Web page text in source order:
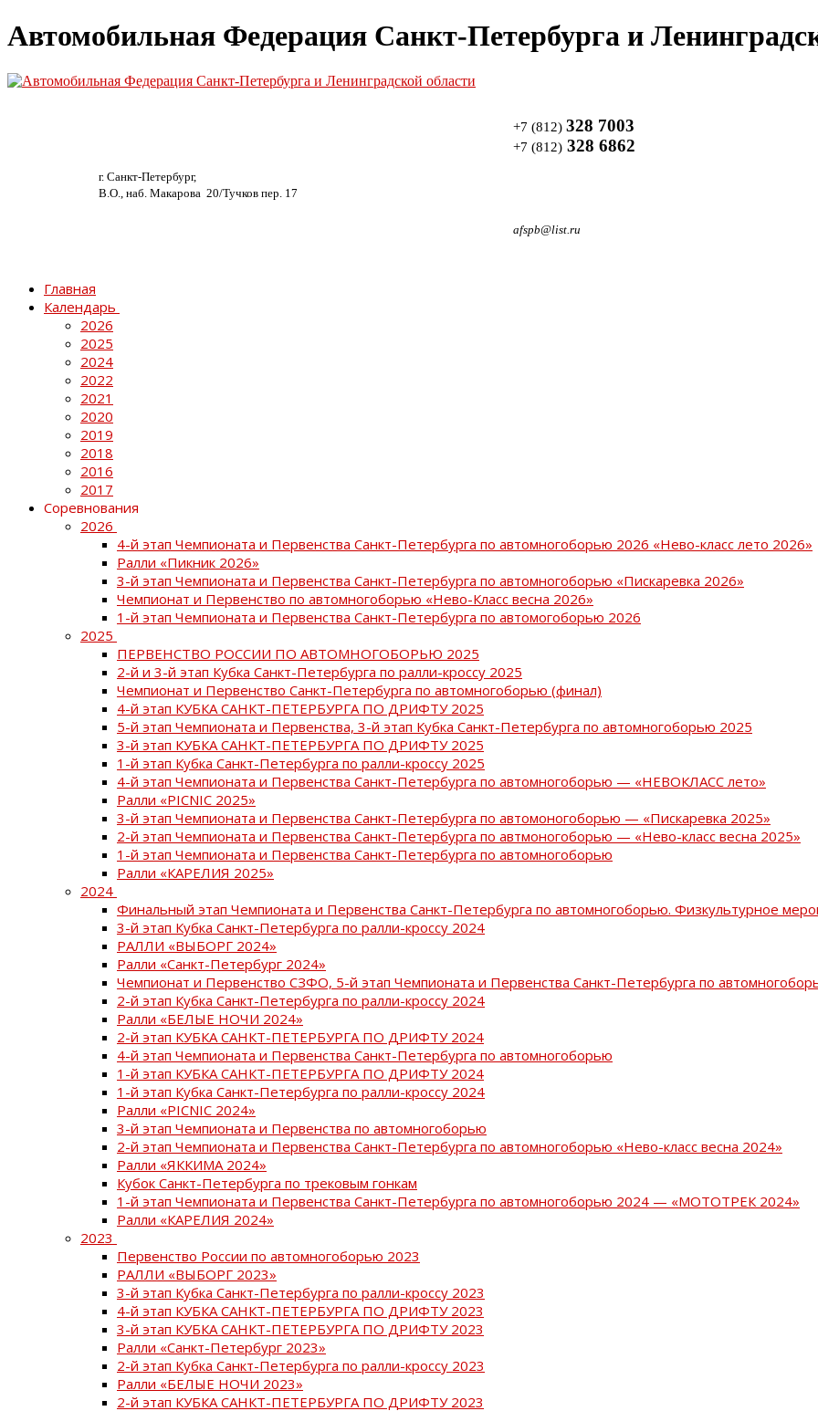
Автомобильная Федерация Санкт-Петербурга и
г. Санкт-Петербург,
В.О., наб. Макарова 20/Тучков пер. 17
+7 (812) 328 7003
+7 (812) 328 6862
afspb@list.ru
Главная
Календарь
2026
2025
2024
2022
2021
2020
2019
2018
2016
2017
Соревнования
2026
4-й этап Чемпионата и Первенства Санкт-Петербурга по автомногоборью 2026 «Нево-класс лето 2026»
Ралли «Пикник 2026»
3-й этап Чемпионата и Первенства Санкт-Петербурга по автомногоборью «Пискаревка 2026»
Чемпионат и Первенство по автомногоборью «Нево-Класс весна 2026»
1-й этап Чемпионата и Первенства Санкт-Петербурга по автомогоборью 2026
2025
ПЕРВЕНСТВО РОССИИ ПО АВТОМНОГОБОРЬЮ 2025
2-й и 3-й этап Кубка Санкт-Петербурга по ралли-кроссу 2025
Чемпионат и Первенство Санкт-Петербурга по автомногоборью (финал)
4-й этап КУБКА САНКТ-ПЕТЕРБУРГА ПО ДРИФТУ 2025
5-й этап Чемпионата и Первенства, 3-й этап Кубка Санкт-Петербурга по автомногоборью 2025
3-й этап КУБКА САНКТ-ПЕТЕРБУРГА ПО ДРИФТУ 2025
1-й этап Кубка Санкт-Петербурга по ралли-кроссу 2025
4-й этап Чемпионата и Первенства Санкт-Петербурга по автомногоборью — «НЕВОКЛАСС лето»
Ралли «PICNIC 2025»
3-й этап Чемпионата и Первенства Санкт-Петербурга по автомоногоборью — «Пискаревка 2025»
2-й этап Чемпионата и Первенства Санкт-Петербурга по автмоногоборью — «Нево-класс весна 2025»
1-й этап Чемпионата и Первенства Санкт-Петербурга по автомногоборью
Ралли «КАРЕЛИЯ 2025»
2024
Финальный этап Чемпионата и Первенства Санкт-Петербурга по автомногоборью. Физкультурное
3-й этап Кубка Санкт-Петербурга по ралли-кроссу 2024
РАЛЛИ «ВЫБОРГ 2024»
Ралли «Санкт-Петербург 2024»
Чемпионат и Первенство СЗФО, 5-й этап Чемпионата и Первенства Санкт-Петербурга по
2-й этап Кубка Санкт-Петербурга по ралли-кроссу 2024
Ралли «БЕЛЫЕ НОЧИ 2024»
2-й этап КУБКА САНКТ-ПЕТЕРБУРГА ПО ДРИФТУ 2024
4-й этап Чемпионата и Первенства Санкт-Петербурга по автомногоборью
1-й этап КУБКА САНКТ-ПЕТЕРБУРГА ПО ДРИФТУ 2024
1-й этап Кубка Санкт-Петербурга по ралли-кроссу 2024
Ралли «PICNIC 2024»
3-й этап Чемпионата и Первенства по автомногоборью
2-й этап Чемпионата и Первенства Санкт-Петербурга по автомногоборью «Нево-класс весна 2024»
Ралли «ЯККИМА 2024»
Кубок Санкт-Петербурга по трековым гонкам
1-й этап Чемпионата и Первенства Санкт-Петербурга по автомногоборью 2024 — «МОТОТРЕК 2024»
Ралли «КАРЕЛИЯ 2024»
2023
Первенство России по автомногоборью 2023
РАЛЛИ «ВЫБОРГ 2023»
3-й этап Кубка Санкт-Петербурга по ралли-кроссу 2023
4-й этап КУБКА САНКТ-ПЕТЕРБУРГА ПО ДРИФТУ 2023
3-й этап КУБКА САНКТ-ПЕТЕРБУРГА ПО ДРИФТУ 2023
Ралли «Санкт-Петербург 2023»
2-й этап Кубка Санкт-Петербурга по ралли-кроссу 2023
Ралли «БЕЛЫЕ НОЧИ 2023»
2-й этап КУБКА САНКТ-ПЕТЕРБУРГА ПО ДРИФТУ 2023